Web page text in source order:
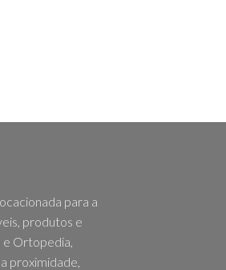
para a
produtos e
e Ortopedia,
proximidade,